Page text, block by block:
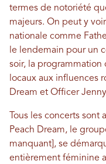
termes de notoriété
majeurs. On peut y
nationale comme
le lendemain pour un
soir, la
locaux aux influences
Dream et Officer
Tous les concerts sont
Peach Dream, le
manquant], se
entièrement féminine